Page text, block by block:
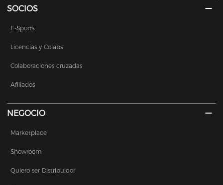
SOCIOS
E-Sports
Licencias y Colabs
Colaboraciones cruzadas
Afiliados
NEGOCIO
Marketplace
Showroom
Quiero ser Distribuidor